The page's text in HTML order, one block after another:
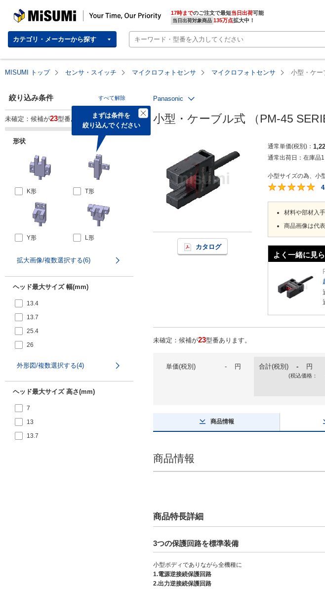
MISUMI | Your Time, Our Priority 17時までのご注文で最短当日出荷
当日出荷対象商品 135万点拡大中！
カテゴリ・メーカーから探す
MISUMI トップ センサ・スイッチ マイクロフォトセンサ マイクロフォトセンサ 小型・ケー
絞り込み条件 すべて解除
まずは条件を
絞り込んでください
未確定：候補が23型番あります。
形状
K形 T形
Y形 L形
F形 R形
拡大画像/複数選択する(6)
ヘッド最大サイズ 幅(mm)
13.4
13.7
25.4
26
外形図/複数選択する(4)
ヘッド最大サイズ 高さ(mm)
7
13
13.7
Panasonic
小型・ケーブル式 （PM-45
カタログ
通常単価(税別)
通常出荷日： 在庫品
小型サイズの為、小
材料や部材入
商品画像は代
よく一緒に見
未確定：候補が23型番あります。
単価(税別) - 円 合計(税別) - 円
(税込価格：
商品情報
商品情報
商品特長詳細
3つの保護回路を標準装備
小型ボディでありながら全機種に
1.電源逆接続保護回路
2.出力逆接続保護回路